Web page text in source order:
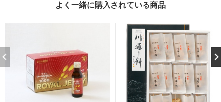
よく一緒に購入されている商品